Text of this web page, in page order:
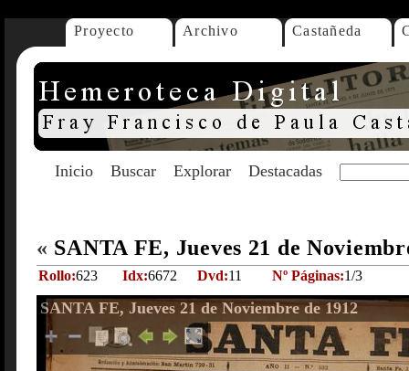
Proyecto Archivo Castañeda
Inicio Buscar Explorar Destacadas
« SANTA FE, Jueves 21 de
Rollo:623 Idx:6672 Dvd:11 Nº Páginas:1/3
SANTA FE, Jueves 21 de Noviembre de 1912